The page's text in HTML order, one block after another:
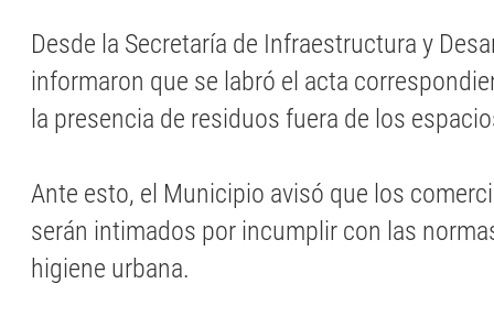
Desde la Secretaría de Infraestructura y
informaron que se labró el acta
la presencia de residuos fuera de los
Ante esto, el Municipio avisó que los
serán intimados por incumplir con las
higiene urbana.